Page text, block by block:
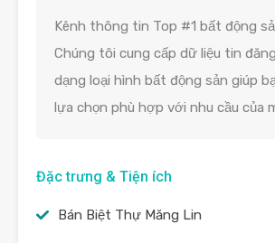
Kênh thông tin Top #1 bất động
Chúng tôi cung cấp dữ liệu tin
dạng loại hình bất động sản giúp
lựa chọn phù hợp với nhu cầu của
Đặc trưng & Tiện ích
Bán Biệt Thự Măng Lin